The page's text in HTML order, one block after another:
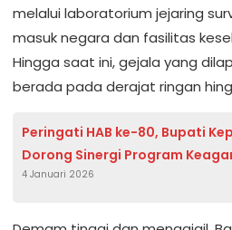
melalui laboratorium jejaring
masuknegara dan fasilitas
Hingga saat ini,gejala yang
berada pada derajat ringan
Peringati HAB ke-80, Bupati
Dorong Sinergi Program
Literasi Digital
4 Januari 2026